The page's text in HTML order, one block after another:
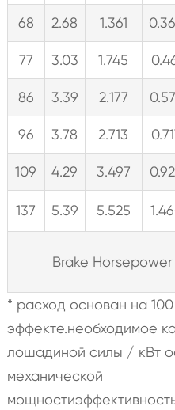
68 2.68 1.361
77 3.03 1.745
86 3.39 2.177
96 3.78 2.713
109 4.29 3.497
137 5.39 5.525
Brake
* расход основан на
эффекте.необходимое
лошадиной силы / кВт
механической